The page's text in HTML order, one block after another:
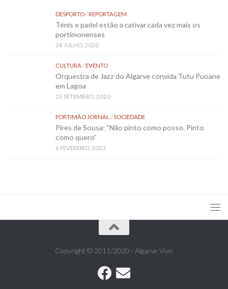
DESPORTO/REPORTAGEM
Ténis e padel estão a cativar cada vez mais os
portimonenses
24 JULHO, 2020
CULTURA/EVENTO
Orquestra de Jazz do Algarve convida Tutu Puoane
em Lagoa
25 SETEMBRO, 2020
PORTIMÃO JORNAL /SOCIEDADE
Pires de Sousa: “Não pinto como posso. Pinto
como quero”
6 FEVEREIRO, 2023
Copyright © 2011/2020 - Algarve Vivo